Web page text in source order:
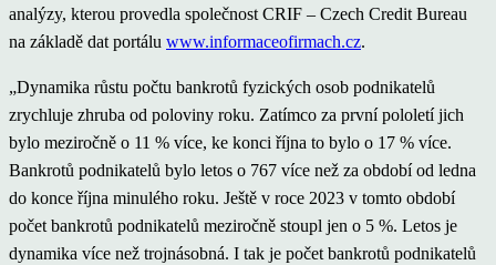
analýzy, kterou provedla společnost CRIF – Czech Credit Bureau
na základě dat portálu www.informaceofirmach.cz.
„Dynamika růstu počtu bankrotů fyzických osob podnikatelů
zrychluje zhruba od poloviny roku. Zatímco za první pololetí jich
bylo meziročně o 11 % více, ke konci října to bylo o 17 % více.
Bankrotů podnikatelů bylo letos o 767 více než za období od ledna
do konce října minulého roku. Ještě v roce 2023 v tomto období
počet bankrotů podnikatelů meziročně stoupl jen o 5 %. Letos je
dynamika více než trojnásobná. I tak je počet bankrotů podnikatelů